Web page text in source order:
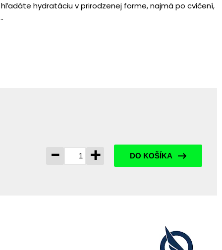
hydratáciu v prirodzenej forme, najmä po cvičení,
- + DO KOŠÍKA